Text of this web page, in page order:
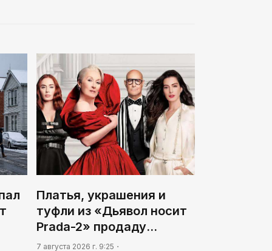
Платья, украшения и
туфли из «Дьявол носит
Prada-2» продаду…
7 августа 2026 г. 9:25